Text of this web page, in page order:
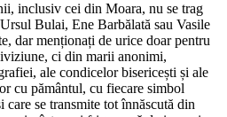
inclusiv cei din Moara, nu se trag
Bulai, Ene Barbălată sau Vasile
dar menționați de urice doar pentru
ci din marii anonimi,
ale condicelor bisericești și ale
cu pământul, cu fiecare simbol
se transmite tot înnăscută din